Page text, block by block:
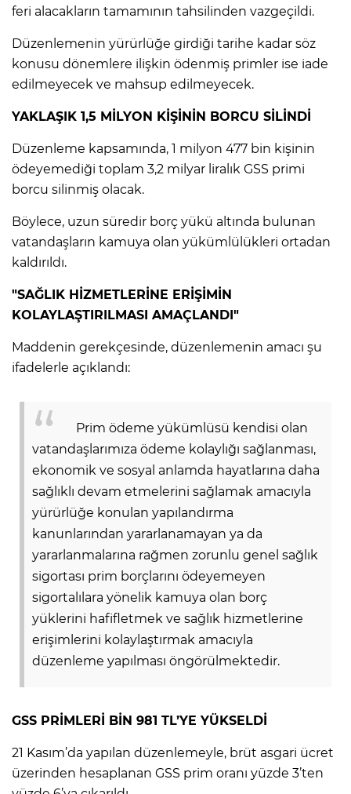
feri alacakların tamamının tahsilinden vazgeçildi.
Düzenlemenin yürürlüğe girdiği tarihe kadar söz
konusu dönemlere ilişkin ödenmiş primler ise iade
edilmeyecek ve mahsup edilmeyecek.
YAKLAŞIK 1,5 MİLYON KİŞİNİN BORCU SİLİNDİ
Düzenleme kapsamında, 1 milyon 477 bin kişinin
ödeyemediği toplam 3,2 milyar liralık GSS primi
borcu silinmiş olacak.
Böylece, uzun süredir borç yükü altında bulunan
vatandaşların kamuya olan yükümlülükleri ortadan
kaldırıldı.
"SAĞLIK HİZMETLERİNE ERİŞİMİN
KOLAYLAŞTIRILMASI AMAÇLANDI"
Maddenin gerekçesinde, düzenlemenin amacı şu
ifadelerle açıklandı:
Prim ödeme yükümlüsü kendisi olan
vatandaşlarımıza ödeme kolaylığı sağlanması,
ekonomik ve sosyal anlamda hayatlarına daha
sağlıklı devam etmelerini sağlamak amacıyla
yürürlüğe konulan yapılandırma
kanunlarından yararlanamayan ya da
yararlanmalarına rağmen zorunlu genel sağlık
sigortası prim borçlarını ödeyemeyen
sigortalılara yönelik kamuya olan borç
yüklerini hafifletmek ve sağlık hizmetlerine
erişimlerini kolaylaştırmak amacıyla
düzenleme yapılması öngörülmektedir.
GSS PRİMLERİ BİN 981 TL’YE YÜKSELDİ
21 Kasım’da yapılan düzenlemeyle, brüt asgari ücret
üzerinden hesaplanan GSS prim oranı yüzde 3’ten